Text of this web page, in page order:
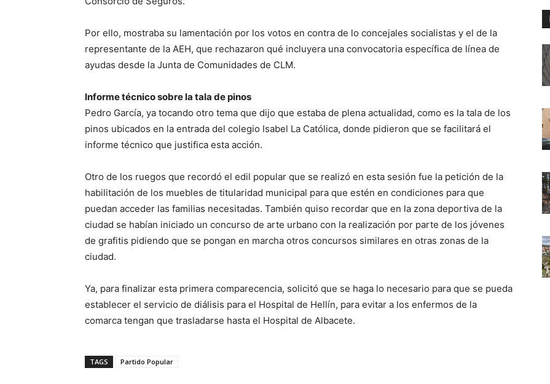
Por ello, mostraba su lamentación por los votos en contra de lo concejales socialistas y el de la
representante de la AEH, que rechazaron qué incluyera una convocatoria específica de línea de
ayudas desde la Junta de Comunidades de CLM.
Informe técnico sobre la tala de pinos
Pedro García, ya tocando otro tema que dijo que estaba de plena actualidad, como es la tala de los
pinos ubicados en la entrada del colegio Isabel La Católica, donde pidieron que se facilitará el
informe técnico que justifica esta acción.
Otro de los ruegos que recordó el edil popular que se realizó en esta sesión fue la petición de la
habilitación de los muebles de titularidad municipal para que estén en condiciones para que
puedan acceder las familias necesitadas. También quiso recordar que en la zona deportiva de la
ciudad se habían iniciado un concurso de arte urbano con la realización por parte de los jóvenes
de grafitis pidiendo que se pongan en marcha otros concursos similares en otras zonas de la
ciudad.
Ya, para finalizar esta primera comparecencia, solicitó que se haga lo necesario para que se pueda
establecer el servicio de diálisis para el Hospital de Hellín, para evitar a los enfermos de la
comarca tengan que trasladarse hasta el Hospital de Albacete.
TAGS Partido Popular